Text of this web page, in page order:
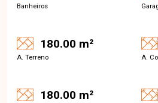
Banheiros
180.00 m²
A. Terreno A.
180.00 m²